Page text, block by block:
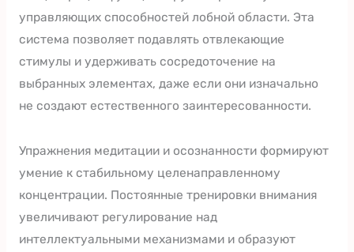
управляющих способностей лобной области. Эта
система позволяет подавлять отвлекающие
стимулы и удерживать сосредоточение на
выбранных элементах, даже если они изначально
не создают естественного заинтересованности.
Упражнения медитации и осознанности формируют
умение к стабильному целенаправленному
концентрации. Постоянные тренировки внимания
увеличивают регулирование над
интеллектуальными механизмами и образуют